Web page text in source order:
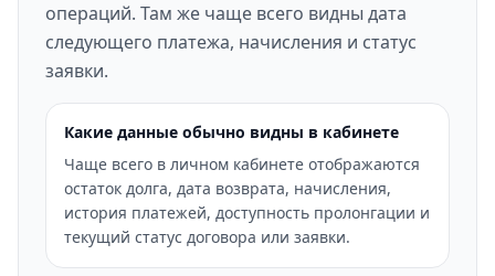
операций. Там же чаще всего видны дата
следующего платежа, начисления и статус
заявки.
Какие данные обычно видны в кабинете
Чаще всего в личном кабинете отображаются
остаток долга, дата возврата, начисления,
история платежей, доступность пролонгации и
текущий статус договора или заявки.